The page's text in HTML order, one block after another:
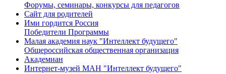
Форумы, семинары, конкурсы для педагогов
Сайт для родителей
Ими гордится Россия
Победители Программы
Малая академия наук "Интеллект будущего"
Общероссийская общественная организация
Академиан
Интернет-музей МАН "Интеллект будущего"